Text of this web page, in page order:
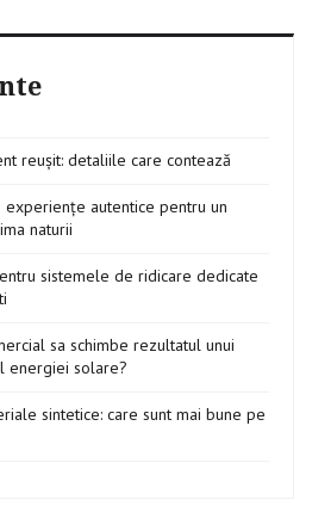
reușit: detaliile care contează
experiențe autentice pentru un
naturii
sistemele de ridicare dedicate
sa schimbe rezultatul unui
energiei solare?
sintetice: care sunt mai bune pe